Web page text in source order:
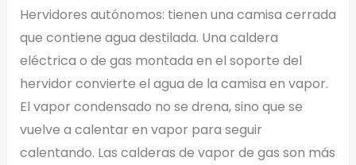
Hervidores autónomos: tienen una camisa cerrada
que contiene agua destilada. Una caldera
eléctrica o de gas montada en el soporte del
hervidor convierte el agua de la camisa en vapor.
El vapor condensado no se drena, sino que se
vuelve a calentar en vapor para seguir
calentando. Las calderas de vapor de gas son más